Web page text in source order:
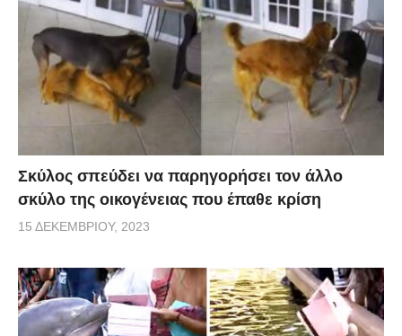
Σκύλος σπεύδει να παρηγορήσει τον άλλο
σκύλο της οικογένειας που έπαθε κρίση
15 ΔΕΚΕΜΒΡΊΟΥ, 2023